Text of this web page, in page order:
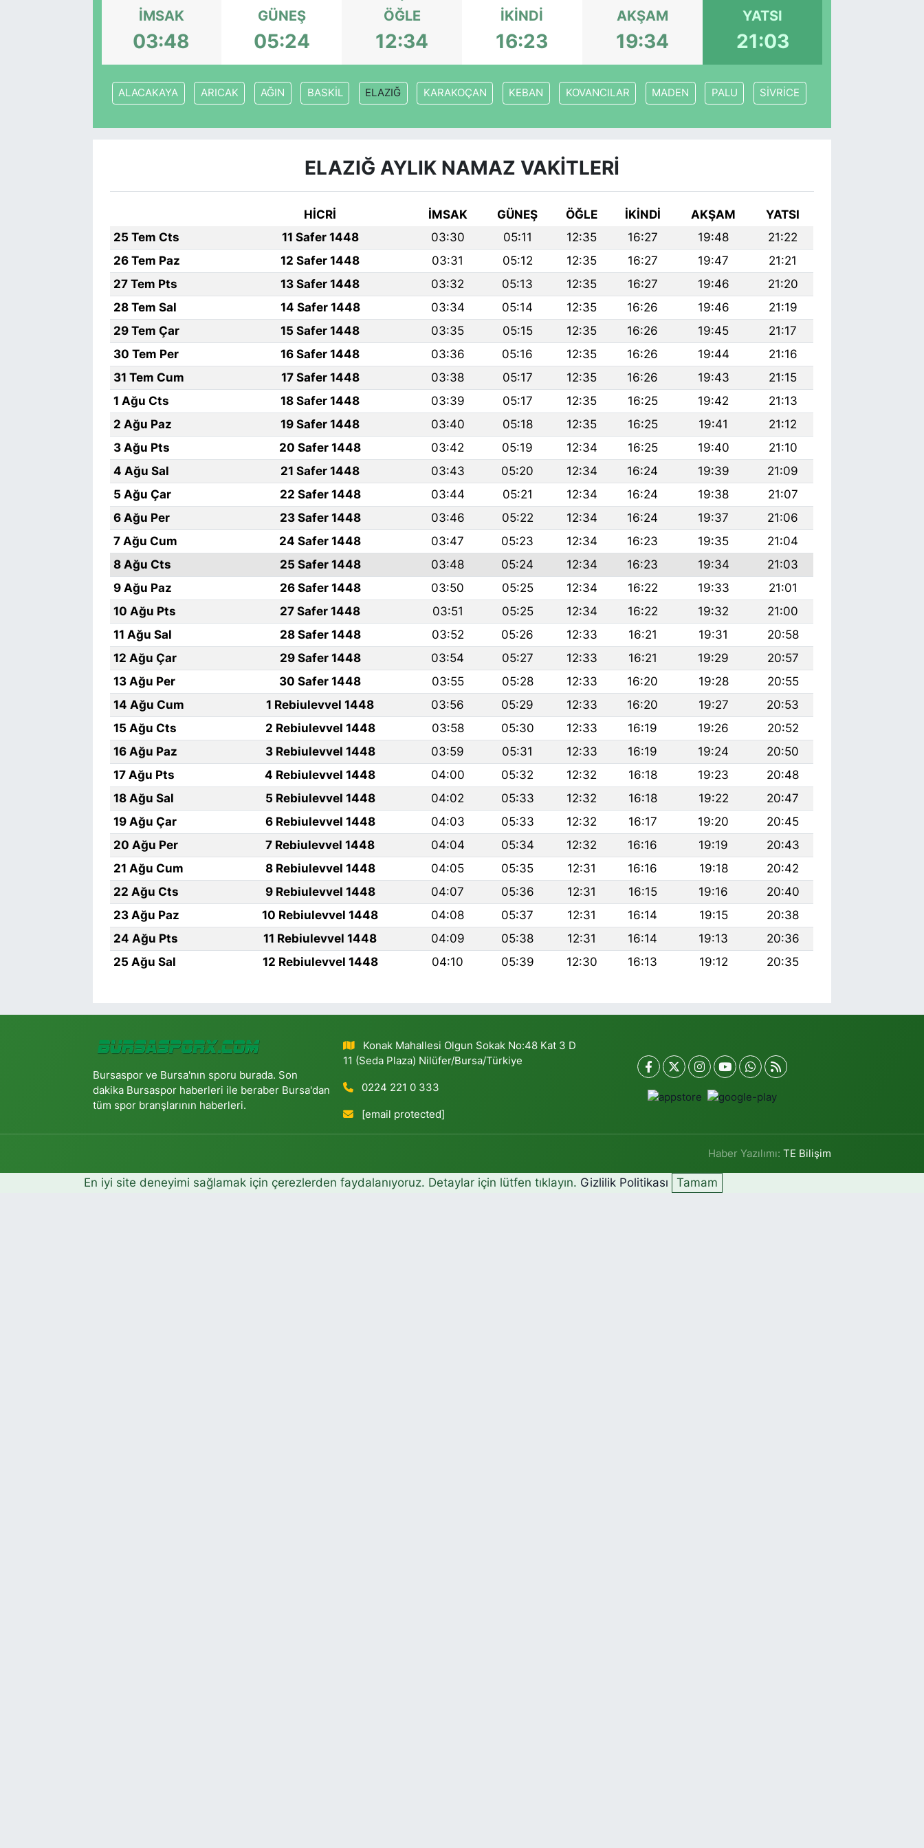
İMSAK
03:48
GÜNEŞ
05:24
ÖĞLE
12:34
İKINDI
16:23
AKŞAM
19:34
YATSI
21:03
ALACAKAYA ARICAK AĞIN BASKİL ELAZIĞ KARAKOÇAN KEBAN KOVANCILAR MADEN PALU SİVRİCE
ELAZIĞ AYLIK NAMAZ VAKITLERI
HİCRİ İMSAK GÜNEŞ ÖĞLE İKINDI AKŞAM
YATSI
25 Tem Cts
11 Safer 1448 03:30 05:11 12:35 16:27 19:48
21:22
26 Tem Paz
12 Safer 1448 03:31 05:12 12:35 16:27 19:47
21:21
27 Tem Pts
13 Safer 1448 03:32 05:13 12:35 16:27 19:46
21:20
28 Tem Sal
14 Safer 1448 03:34 05:14 12:35 16:26 19:46
21:19
29 Tem Çar
15 Safer 1448 03:35 05:15 12:35 16:26 19:45
21:17
30 Tem Per
16 Safer 1448 03:36 05:16 12:35 16:26 19:44
21:16
31 Tem Cum
17 Safer 1448 03:38 05:17 12:35 16:26 19:43
21:15
1 Ağu Cts
18 Safer 1448 03:39 05:17 12:35 16:25 19:42
21:13
2 Ağu Paz
19 Safer 1448 03:40 05:18 12:35 16:25 19:41
21:12
3 Ağu Pts
20 Safer 1448 03:42 05:19 12:34 16:25 19:40
21:10
4 Ağu Sal
21 Safer 1448 03:43 05:20 12:34 16:24 19:39
21:09
5 Ağu Çar
22 Safer 1448 03:44 05:21 12:34 16:24 19:38
21:07
6 Ağu Per
23 Safer 1448 03:46 05:22 12:34 16:24 19:37
21:06
7 Ağu Cum
24 Safer 1448 03:47 05:23 12:34 16:23 19:35
21:04
8 Ağu Cts
25 Safer 1448 03:48 05:24 12:34 16:23 19:34
21:03
9 Ağu Paz
26 Safer 1448 03:50 05:25 12:34 16:22 19:33
21:01
10 Ağu Pts
27 Safer 1448 03:51 05:25 12:34 16:22 19:32
21:00
11 Ağu Sal
28 Safer 1448 03:52 05:26 12:33 16:21 19:31
20:58
12 Ağu Çar
29 Safer 1448 03:54 05:27 12:33 16:21 19:29
20:57
13 Ağu Per
30 Safer 1448 03:55 05:28 12:33 16:20 19:28
20:55
14 Ağu Cum
1 Rebiulevvel 1448 03:56 05:29 12:33 16:20 19:27
20:53
15 Ağu Cts
2 Rebiulevvel 1448 03:58 05:30 12:33 16:19 19:26
20:52
16 Ağu Paz
3 Rebiulevvel 1448 03:59 05:31 12:33 16:19 19:24
20:50
17 Ağu Pts
4 Rebiulevvel 1448 04:00 05:32 12:32 16:18 19:23
20:48
18 Ağu Sal
5 Rebiulevvel 1448 04:02 05:33 12:32 16:18 19:22
20:47
19 Ağu Çar
6 Rebiulevvel 1448 04:03 05:33 12:32 16:17 19:20
20:45
20 Ağu Per
7 Rebiulevvel 1448 04:04 05:34 12:32 16:16 19:19
20:43
21 Ağu Cum
8 Rebiulevvel 1448 04:05 05:35 12:31 16:16 19:18
20:42
22 Ağu Cts
9 Rebiulevvel 1448 04:07 05:36 12:31 16:15 19:16
20:40
23 Ağu Paz
10 Rebiulevvel 1448 04:08 05:37 12:31 16:14 19:15
20:38
24 Ağu Pts
11 Rebiulevvel 1448 04:09 05:38 12:31 16:14 19:13
20:36
25 Ağu Sal
12 Rebiulevvel 1448 04:10 05:39 12:30 16:13 19:12 20:35
Bursaspor ve Bursa'nın sporu burada. Son
dakika Bursaspor haberleri ile beraber Bursa'dan
tüm spor branşlarının haberleri.
Konak Mahallesi Olgun Sokak No:48 Kat 3 D
11 (Seda Plaza) Nilüfer/Bursa/Türkiye
0224 221 0 333
[email protected]
Haber Yazılımı:TE Bilişim
En iyi site deneyimi sağlamak için çerezlerden faydalanıyoruz. Detaylar için lütfen tıklayın. Gizlilik Politikası Tamam